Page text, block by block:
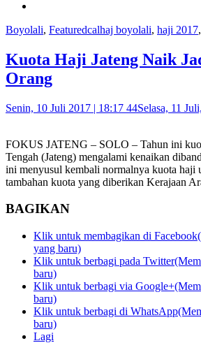
Boyolali, Featuredcalhaj boyolali, haji 2017,
Kuota Haji Jateng Naik
Orang
Senin, 10 Juli 2017 | 18:17 44Selasa, 11
FOKUS JATENG – SOLO – Tahun ini
Tengah (Jateng) mengalami kenaikan
ini menyusul kembali normalnya kuota haji
tambahan kuota yang diberikan Kerajaan
BAGIKAN
Klik untuk membagikan di
yang baru)
Klik untuk berbagi pada
baru)
Klik untuk berbagi via
baru)
Klik untuk berbagi di
baru)
Lagi